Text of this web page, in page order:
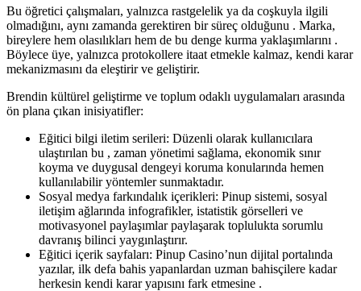
Bu öğretici çalışmaları, yalnızca rastgelelik ya da coşkuyla ilgili
olmadığını, aynı zamanda gerektiren bir süreç olduğunu . Marka,
bireylere hem olasılıkları hem de bu denge kurma yaklaşımlarını .
Böylece üye, yalnızca protokollere itaat etmekle kalmaz, kendi karar
mekanizmasını da eleştirir ve geliştirir.
Brendin kültürel geliştirme ve toplum odaklı uygulamaları arasında
ön plana çıkan inisiyatifler:
Eğitici bilgi iletim serileri: Düzenli olarak kullanıcılara
ulaştırılan bu , zaman yönetimi sağlama, ekonomik sınır
koyma ve duygusal dengeyi koruma konularında hemen
kullanılabilir yöntemler sunmaktadır.
Sosyal medya farkındalık içerikleri: Pinup sistemi, sosyal
iletişim ağlarında infografikler, istatistik görselleri ve
motivasyonel paylaşımlar paylaşarak toplulukta sorumlu
davranış bilinci yaygınlaştırır.
Eğitici içerik sayfaları: Pinup Casino’nun dijital portalında
yazılar, ilk defa bahis yapanlardan uzman bahisçilere kadar
herkesin kendi karar yapısını fark etmesine .